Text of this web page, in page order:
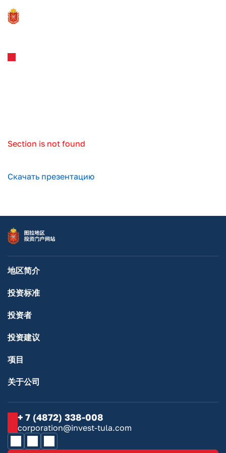
Section is not found
Скачать презентацию
地区简介
投资标准
投资者
投资建议
项目
关于公司
+ 7 (4872) 338-008
corporation@invest-tula.com